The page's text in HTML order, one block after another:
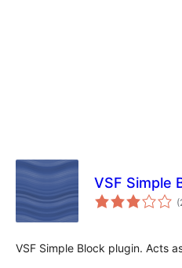
VSF Simple
VSF Simple Block plugin. Acts